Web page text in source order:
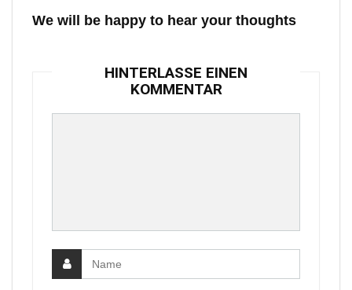
We will be happy to hear your thoughts
HINTERLASSE EINEN
KOMMENTAR